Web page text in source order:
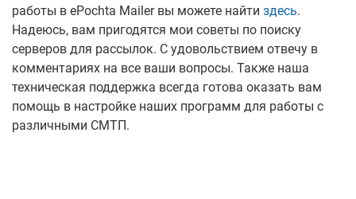
работы в ePochta Mailer вы можете найти здесь.
Надеюсь, вам пригодятся мои советы по поиску
серверов для рассылок. С удовольствием отвечу в
комментариях на все ваши вопросы. Также наша
техническая поддержка всегда готова оказать вам
помощь в настройке наших программ для работы с
различными СМТП.